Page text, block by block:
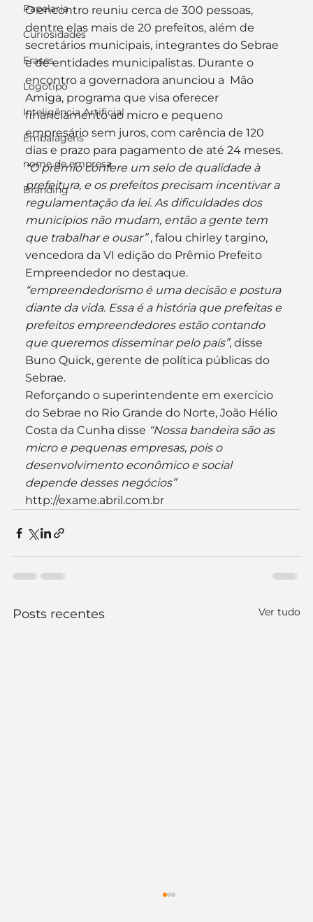
Papelaria
Curiosidades
Frases
Logotipo
Inteligência Artificial
Embalagens
nome de empresa
Branding
O encontro reuniu cerca de 300 pessoas,
dentre elas mais de 20 prefeitos, além de
secretários municipais, integrantes do Sebrae
e de entidades municipalistas. Durante o
encontro a governadora anunciou a  Mão
Amiga, programa que visa oferecer
financiamento ao micro e pequeno
empresário sem juros, com carência de 120
dias e prazo para pagamento de até 24 meses.
“O prêmio confere um selo de qualidade à
prefeitura, e os prefeitos precisam incentivar a
regulamentação da lei. As dificuldades dos
municípios não mudam, então a gente tem
que trabalhar e ousar” , falou chirley targino,
vencedora da VI edição do Prêmio Prefeito
Empreendedor no destaque.
“empreendedorismo é uma decisão e postura
diante da vida. Essa é a história que prefeitas e
prefeitos empreendedores estão contando
que queremos disseminar pelo país”, disse
Buno Quick, gerente de política públicas do
Sebrae.
Reforçando o superintendente em exercício
do Sebrae no Rio Grande do Norte, João Hélio
Costa da Cunha disse “Nossa bandeira são as
micro e pequenas empresas, pois o
desenvolvimento econômico e social
depende desses negócios”
http://exame.abril.com.br
Posts recentes Ver tudo